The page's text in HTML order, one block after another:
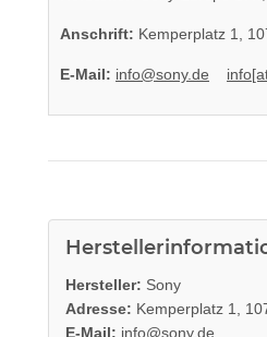
Anschrift: Kemperplatz 1,
E-Mail: info@sony.de
Hersteller: Sony
Adresse: Kemperplatz 1,
E-Mail: info@sony.de